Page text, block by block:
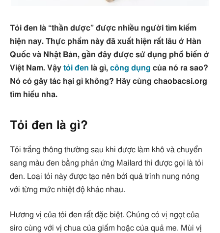
Tỏi đen là “thần dược” được nhiều người tìm kiếm
hiện nay. Thực phẩm này đã xuất hiện rất lâu ở Hàn
Quốc và Nhật Bản, gần đây được sử dụng phổ biến ở
Việt Nam. Vậy tỏi đen là gì, công dụng của nó ra sao?
Nó có gây tác hại gì không? Hãy cùng chaobacsi.org
tìm hiểu nha.
Tỏi đen là gì?
Tỏi trắng thông thường sau khi được làm khô và chuyển
sang màu đen bằng phản ứng Mailard thì được gọi là tỏi
đen. Loại tỏi này được tạo nên bởi quá trình nung nóng
với từng mức nhiệt độ khác nhau.
Hương vị của tỏi đen rất đặc biệt. Chúng có vị ngọt của
siro cùng với vị chua của giấm hoặc của quả me. Mùi vị